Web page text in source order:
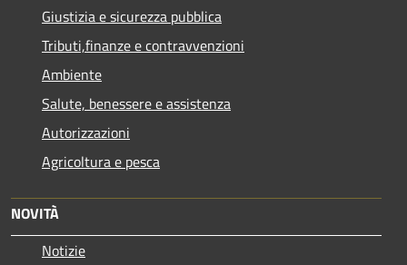
Giustizia e sicurezza pubblica
Tributi,finanze e contravvenzioni
Ambiente
Salute, benessere e assistenza
Autorizzazioni
Agricoltura e pesca
NOVITÀ
Notizie